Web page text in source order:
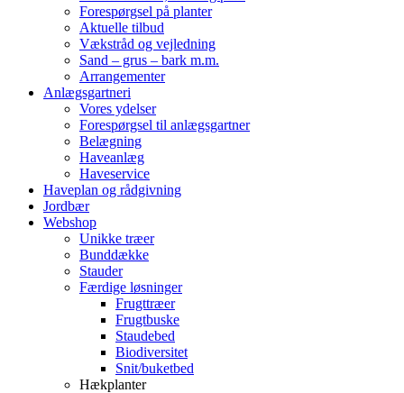
Forespørgsel på planter
Aktuelle tilbud
Vækstråd og vejledning
Sand – grus – bark m.m.
Arrangementer
Anlægsgartneri
Vores ydelser
Forespørgsel til anlægsgartner
Belægning
Haveanlæg
Haveservice
Haveplan og rådgivning
Jordbær
Webshop
Unikke træer
Bunddække
Stauder
Færdige løsninger
Frugttræer
Frugtbuske
Staudebed
Biodiversitet
Snit/buketbed
Hækplanter